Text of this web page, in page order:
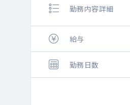
勤務内容詳細
給与
勤務日数